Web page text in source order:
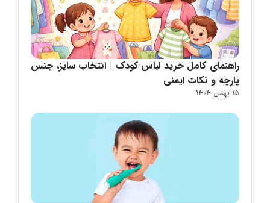
راهنمای کامل خرید لباس کودک | انتخاب سایز، جنس
پارچه و نکات ایمنی
15 بهمن 1404